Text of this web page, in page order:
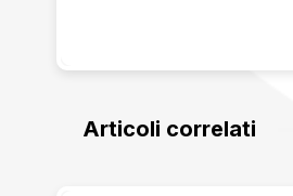
Articoli correlati